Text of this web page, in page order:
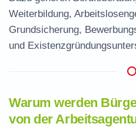
Weiterbildung,
Grundsicherung,
und
Warum werden
von der